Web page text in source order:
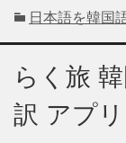
日本語を韓国
らく旅
訳 アプ